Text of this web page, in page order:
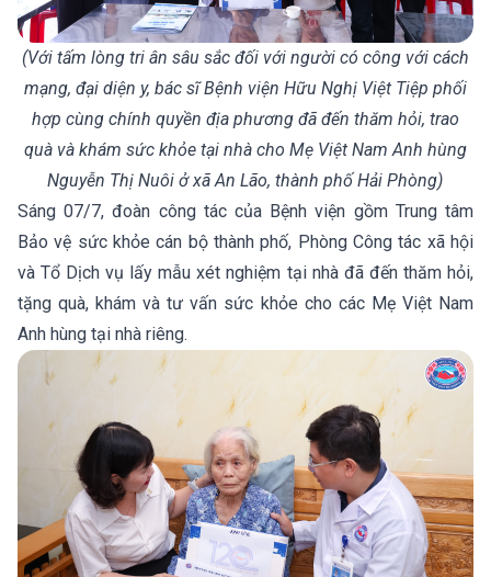
(Với tấm lòng tri ân sâu sắc đối với người có công với cách
mạng, đại diện y, bác sĩ Bệnh viện Hữu Nghị Việt Tiệp phối
hợp cùng chính quyền địa phương đã đến thăm hỏi, trao
quà và khám sức khỏe tại nhà cho Mẹ Việt Nam Anh hùng
Nguyễn Thị Nuôi ở xã An Lão, thành phố Hải Phòng)
Sáng 07/7, đoàn công tác của Bệnh viện gồm Trung tâm
Bảo vệ sức khỏe cán bộ thành phố, Phòng Công tác xã hội
và Tổ Dịch vụ lấy mẫu xét nghiệm tại nhà đã đến thăm hỏi,
tặng quà, khám và tư vấn sức khỏe cho các Mẹ Việt Nam
Anh hùng tại nhà riêng.